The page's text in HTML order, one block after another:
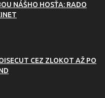
NÁŠHO HOSŤA: RADO
CEZ ZLOKOT AŽ PO